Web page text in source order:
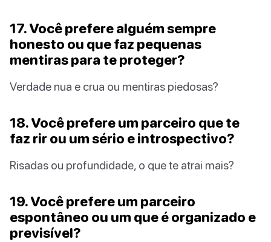
17. Você prefere alguém sempre
honesto ou que faz pequenas
mentiras para te proteger?
Verdade nua e crua ou mentiras piedosas?
18. Você prefere um parceiro que te
faz rir ou um sério e introspectivo?
Risadas ou profundidade, o que te atrai mais?
19. Você prefere um parceiro
espontâneo ou um que é organizado e
previsível?